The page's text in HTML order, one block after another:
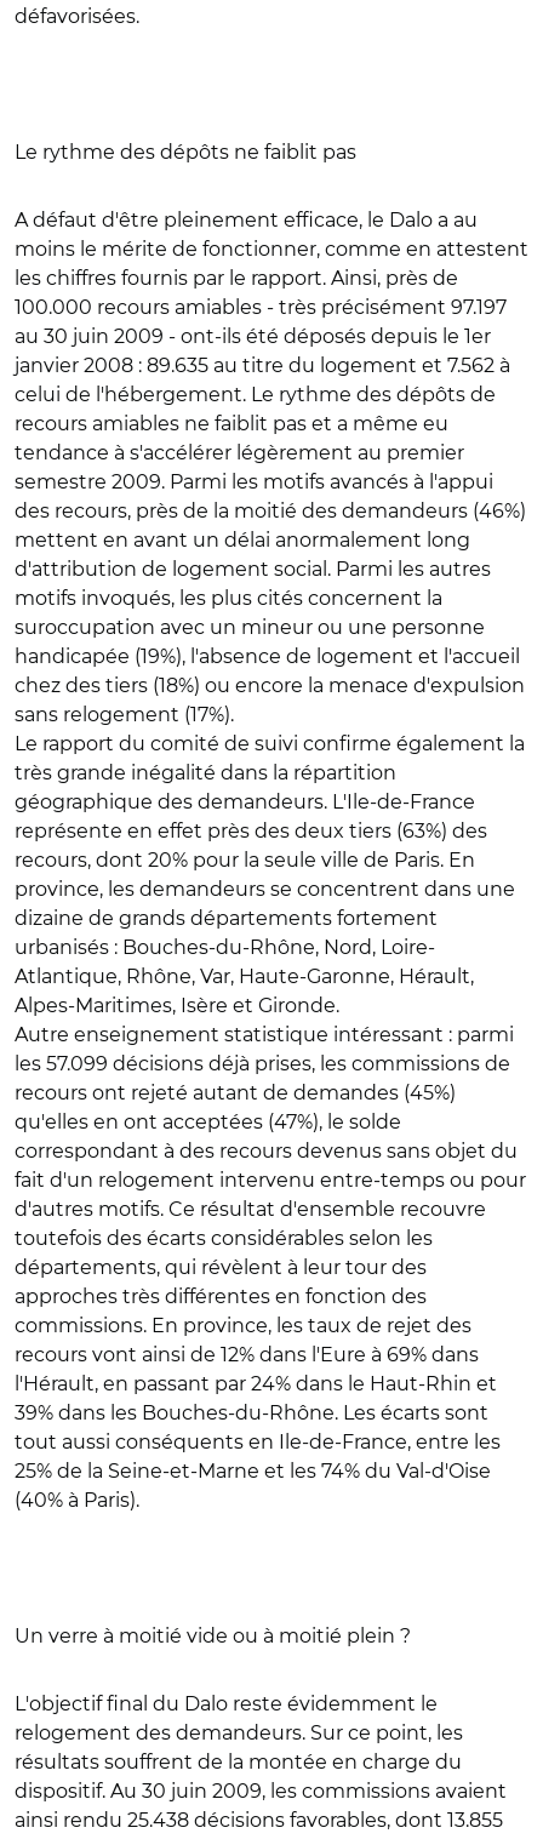
défavorisées.
Le rythme des dépôts ne faiblit pas
A défaut d'être pleinement efficace, le Dalo a au
moins le mérite de fonctionner, comme en attestent
les chiffres fournis par le rapport. Ainsi, près de
100.000 recours amiables - très précisément 97.197
au 30 juin 2009 - ont-ils été déposés depuis le 1er
janvier 2008 : 89.635 au titre du logement et 7.562 à
celui de l'hébergement. Le rythme des dépôts de
recours amiables ne faiblit pas et a même eu
tendance à s'accélérer légèrement au premier
semestre 2009. Parmi les motifs avancés à l'appui
des recours, près de la moitié des demandeurs (46%)
mettent en avant un délai anormalement long
d'attribution de logement social. Parmi les autres
motifs invoqués, les plus cités concernent la
suroccupation avec un mineur ou une personne
handicapée (19%), l'absence de logement et l'accueil
chez des tiers (18%) ou encore la menace d'expulsion
sans relogement (17%).
Le rapport du comité de suivi confirme également la
très grande inégalité dans la répartition
géographique des demandeurs. L'Ile-de-France
représente en effet près des deux tiers (63%) des
recours, dont 20% pour la seule ville de Paris. En
province, les demandeurs se concentrent dans une
dizaine de grands départements fortement
urbanisés : Bouches-du-Rhône, Nord, Loire-
Atlantique, Rhône, Var, Haute-Garonne, Hérault,
Alpes-Maritimes, Isère et Gironde.
Autre enseignement statistique intéressant : parmi
les 57.099 décisions déjà prises, les commissions de
recours ont rejeté autant de demandes (45%)
qu'elles en ont acceptées (47%), le solde
correspondant à des recours devenus sans objet du
fait d'un relogement intervenu entre-temps ou pour
d'autres motifs. Ce résultat d'ensemble recouvre
toutefois des écarts considérables selon les
départements, qui révèlent à leur tour des
approches très différentes en fonction des
commissions. En province, les taux de rejet des
recours vont ainsi de 12% dans l'Eure à 69% dans
l'Hérault, en passant par 24% dans le Haut-Rhin et
39% dans les Bouches-du-Rhône. Les écarts sont
tout aussi conséquents en Ile-de-France, entre les
25% de la Seine-et-Marne et les 74% du Val-d'Oise
(40% à Paris).
Un verre à moitié vide ou à moitié plein ?
L'objectif final du Dalo reste évidemment le
relogement des demandeurs. Sur ce point, les
résultats souffrent de la montée en charge du
dispositif. Au 30 juin 2009, les commissions avaient
ainsi rendu 25.438 décisions favorables, dont 13.855